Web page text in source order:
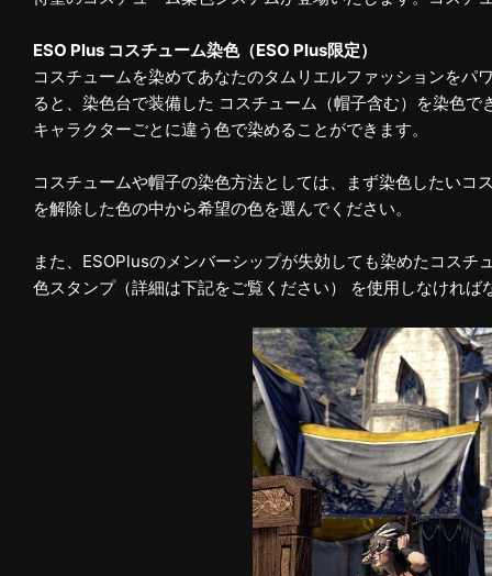
ESO Plus コスチューム染色（ESO Plus限定）
コスチュームを染めてあなたのタムリエルファッションを
ると、染色台で装備した コスチューム（帽子含む）を染色
キャラクターごとに違う色で染めることができます。
コスチュームや帽子の染色方法としては、まず染色したいコ
を解除した色の中から希望の色を選んでください。
また、ESOPlusのメンバーシップが失効しても染めたコス
色スタンプ（詳細は下記をご覧ください） を使用しなければ